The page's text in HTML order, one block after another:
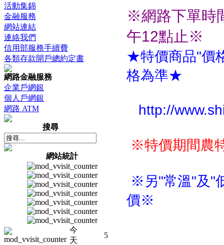
活動集錦
金融服務
網站連結
連絡我們
信用部服務手續費
各類存款開戶總約定書
網路金融服務
企業戶網銀
個人戶網銀
網路 ATM
搜尋
網站統計
今
天
5
※網路下單時
午12點止 ※
★特價商品"價
格為準★
http://
※特價期間農
※另"常溫"及"
價※